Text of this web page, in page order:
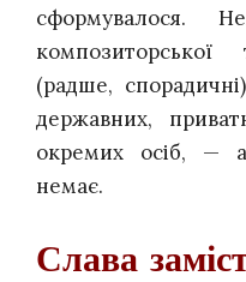
сформувалося.
композиторської
(радше,
державних,
окремих осіб, —
немає.
Слава